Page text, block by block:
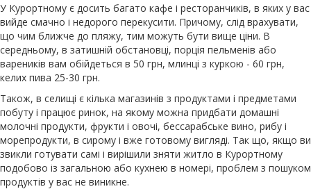
У Курортному є досить багато кафе і ресторанчиків, в яких у вас
вийде смачно і недорого перекусити. Причому, слід врахувати,
що чим ближче до пляжу, тим можуть бути вище ціни. В
середньому, в затишній обстановці, порція пельменів або
вареників вам обійдеться в 50 грн, млинці з куркою - 60 грн,
келих пива 25-30 грн.
Також, в селищі є кілька магазинів з продуктами і предметами
побуту і працює ринок, на якому можна придбати домашні
молочні продукти, фрукти і овочі, бессарабське вино, рибу і
морепродукти, в сирому і вже готовому вигляді. Так що, якщо ви
звикли готувати самі і вирішили зняти житло в Курортному
подобово із загальною або кухнею в номері, проблем з пошуком
продуктів у вас не виникне.